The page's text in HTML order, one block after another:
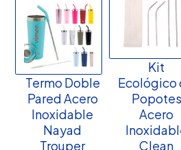
Termo Doble
Pared Acero
Inoxidable
Nayad
Trouper
Kit
Ecológico
Popotes
Acero
Clean